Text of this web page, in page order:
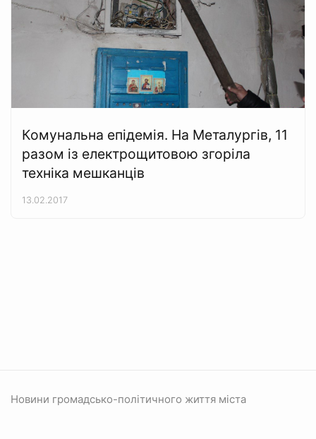
Комунальна епідемія. На Металургів, 11
разом із електрощитовою згоріла
техніка мешканців
13.02.2017
Новини громадсько-політичного життя міста